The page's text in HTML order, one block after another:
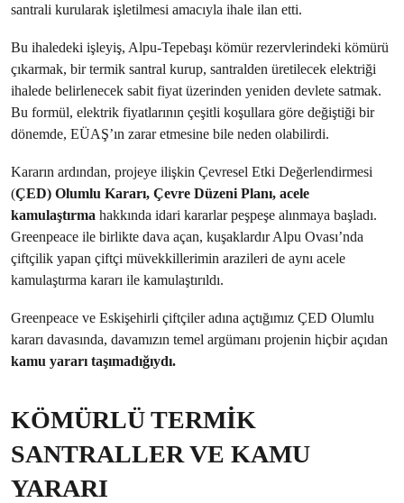
santrali kurularak işletilmesi amacıyla ihale ilan etti.
Bu ihaledeki işleyiş, Alpu-Tepebaşı kömür rezervlerindeki kömürü
çıkarmak, bir termik santral kurup, santralden üretilecek elektriği
ihalede belirlenecek sabit fiyat üzerinden yeniden devlete satmak.
Bu formül, elektrik fiyatlarının çeşitli koşullara göre değiştiği bir
dönemde, EÜAŞ’ın zarar etmesine bile neden olabilirdi.
Kararın ardından, projeye ilişkin Çevresel Etki Değerlendirmesi
(ÇED) Olumlu Kararı, Çevre Düzeni Planı, acele
kamulaştırma hakkında idari kararlar peşpeşe alınmaya başladı.
Greenpeace ile birlikte dava açan, kuşaklardır Alpu Ovası’nda
çiftçilik yapan çiftçi müvekkillerimin arazileri de aynı acele
kamulaştırma kararı ile kamulaştırıldı.
Greenpeace ve Eskişehirli çiftçiler adına açtığımız ÇED Olumlu
kararı davasında, davamızın temel argümanı projenin hiçbir açıdan
kamu yararı taşımadığıydı.
KÖMÜRLÜ TERMİK
SANTRALLER VE KAMU
YARARI